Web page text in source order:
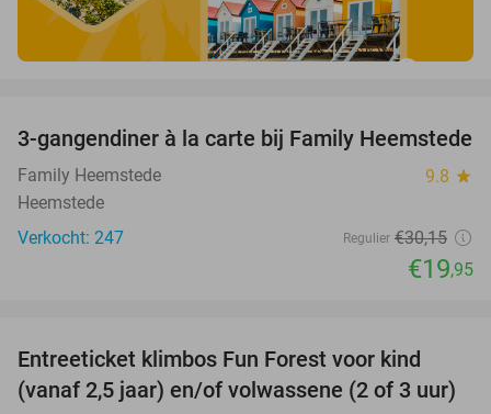
34%
3-gangendiner à la carte bij Family Heemstede
Family Heemstede 9.8 star
Heemstede
Verkocht: 247
Regulier €30,15
€19,95
Entreeticket klimbos Fun Forest voor kind
(vanaf 2,5 jaar) en/of volwassene (2 of 3 uur)